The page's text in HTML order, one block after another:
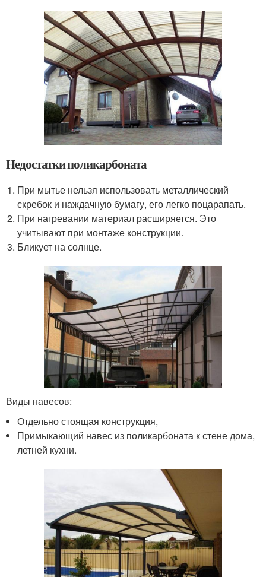
Недостатки поликарбоната
При мытье нельзя использовать металлический
скребок и наждачную бумагу, его легко поцарапать.
При нагревании материал расширяется. Это
учитывают при монтаже конструкции.
Бликует на солнце.
Виды навесов:
Отдельно стоящая конструкция,
Примыкающий навес из поликарбоната к стене дома,
летней кухни.